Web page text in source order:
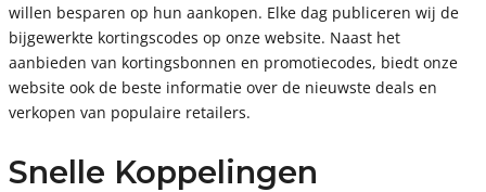
willen besparen op hun aankopen. Elke dag publiceren wij de
bijgewerkte kortingscodes op onze website. Naast het
aanbieden van kortingsbonnen en promotiecodes, biedt onze
website ook de beste informatie over de nieuwste deals en
verkopen van populaire retailers.
Snelle Koppelingen